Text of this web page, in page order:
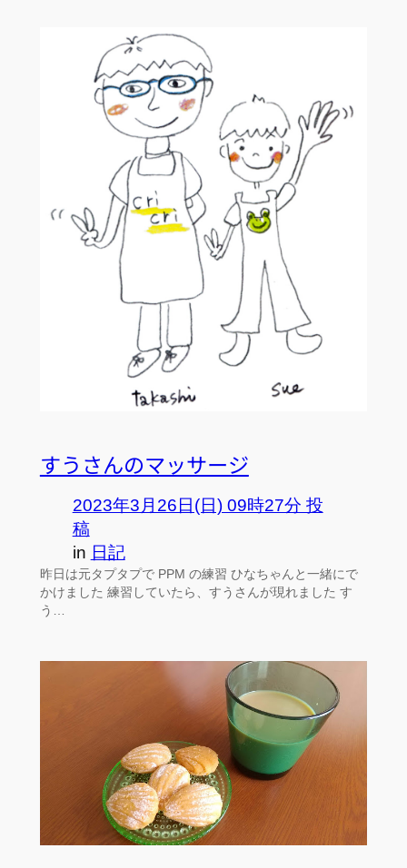
すうさんのマッサージ
2023年3月26日(日) 09時27分 投
稿
in 日記
昨日は元タプタプで PPM の練習 ひなちゃんと一緒にで
かけました 練習していたら、すうさんが現れました す
う…